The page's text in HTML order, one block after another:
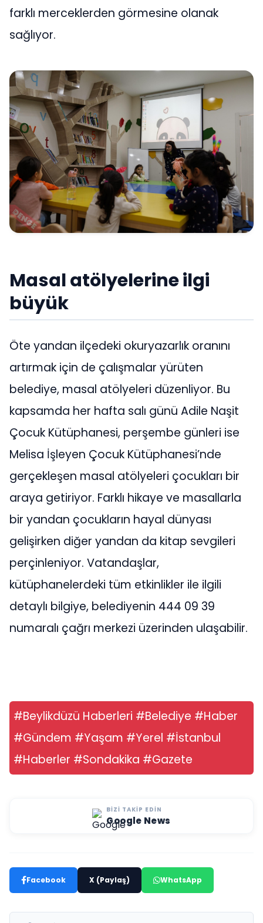
farklı merceklerden görmesine olanak
sağlıyor.
Masal atölyelerine ilgi
büyük
Öte yandan ilçedeki okuryazarlık oranını
artırmak için de çalışmalar yürüten
belediye, masal atölyeleri düzenliyor. Bu
kapsamda her hafta salı günü Adile Naşit
Çocuk Kütüphanesi, perşembe günleri ise
Melisa İşleyen Çocuk Kütüphanesi’nde
gerçekleşen masal atölyeleri çocukları bir
araya getiriyor. Farklı hikaye ve masallarla
bir yandan çocukların hayal dünyası
gelişirken diğer yandan da kitap sevgileri
perçinleniyor. Vatandaşlar,
kütüphanelerdeki tüm etkinlikler ile ilgili
detaylı bilgiye, belediyenin 444 09 39
numaralı çağrı merkezi üzerinden ulaşabilir.
#Beylikdüzü Haberleri #Belediye #Haber
#Gündem #Yaşam #Yerel #İstanbul
#Haberler #Sondakika #Gazete
BIZI TAKIP EDIN
Google News
Facebook X (Paylaş) WhatsApp